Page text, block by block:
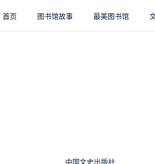
首页 图书馆故事 最美图书馆
中国文史出版社